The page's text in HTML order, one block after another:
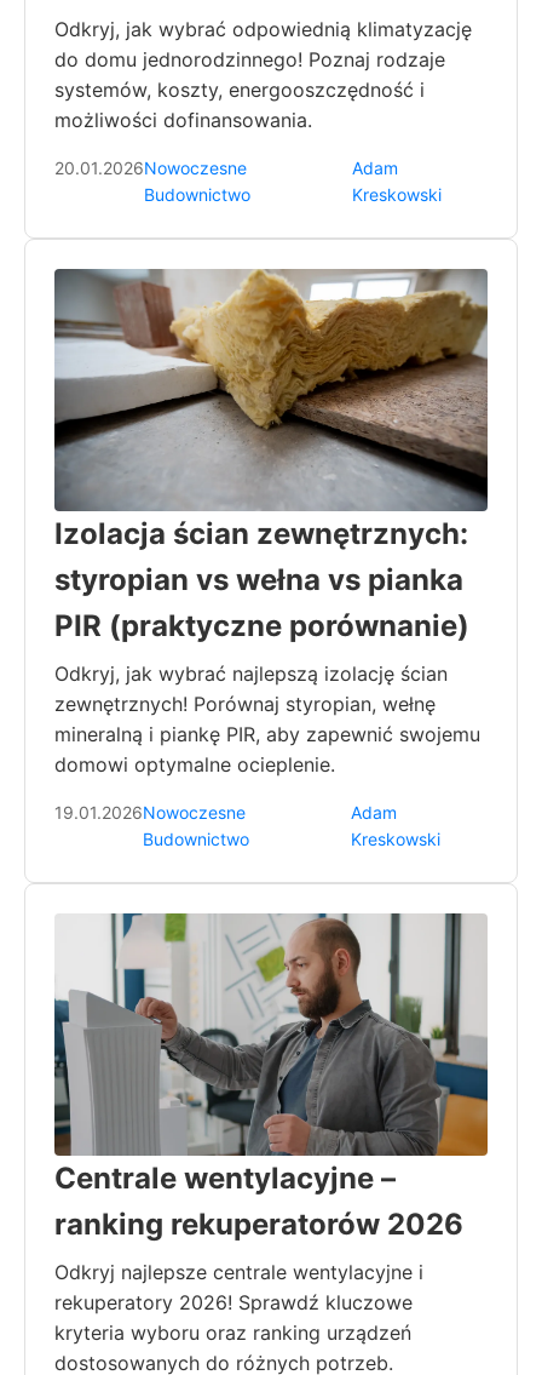
Odkryj, jak wybrać odpowiednią klimatyzację
do domu jednorodzinnego! Poznaj rodzaje
systemów, koszty, energooszczędność i
możliwości dofinansowania.
20.01.2026Nowoczesne
Budownictwo
Adam
Kreskowski
Izolacja ścian zewnętrznych:
styropian vs wełna vs pianka
PIR (praktyczne porównanie)
Odkryj, jak wybrać najlepszą izolację ścian
zewnętrznych! Porównaj styropian, wełnę
mineralną i piankę PIR, aby zapewnić swojemu
domowi optymalne ocieplenie.
19.01.2026Nowoczesne
Budownictwo
Adam
Kreskowski
Centrale wentylacyjne –
ranking rekuperatorów 2026
Odkryj najlepsze centrale wentylacyjne i
rekuperatory 2026! Sprawdź kluczowe
kryteria wyboru oraz ranking urządzeń
dostosowanych do różnych potrzeb.